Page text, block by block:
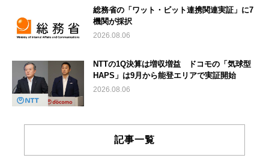
総務省の「ワット・ビット連携関連実証」に7
機関が採択
2026.08.06
NTTの1Q決算は増収増益 ドコモの「気球型
HAPS」は9月から能登エリアで実証開始
2026.08.06
記事一覧